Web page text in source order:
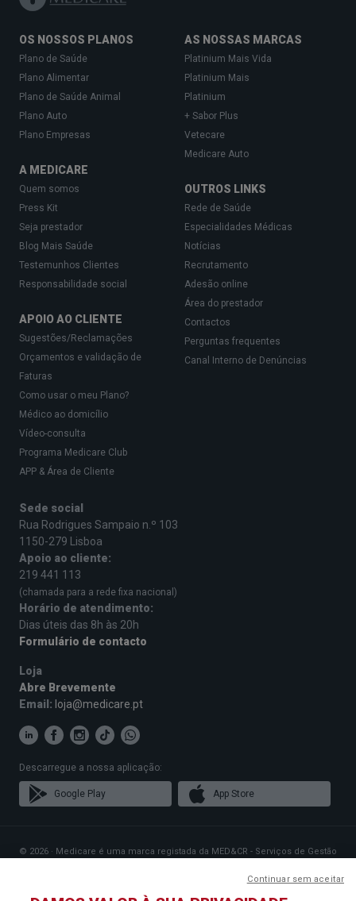
OS NOSSOS PLANOS
Plano de Saúde
Plano Alimentar
Plano de Saúde Animal
Plano Auto
Plano Empresas
A MEDICARE
Quem somos
Press Kit
Seja prestador
Blog Mais Saúde
Testemunhos Clientes
Responsabilidade social
APOIO AO CLIENTE
Sugestões/Reclamações
Orçamentos e validação de
Faturas
Como usar o meu Plano?
Médico ao domicílio
Vídeo-consulta
Programa Medicare Club
APP & Área de Cliente
AS NOSSAS MARCAS
Platinium Mais Vida
Platinium Mais
Platinium
+ Sabor Plus
Vetecare
Medicare Auto
OUTROS LINKS
Rede de Saúde
Especialidades Médicas
Notícias
Recrutamento
Adesão online
Área do prestador
Contactos
Perguntas frequentes
Canal Interno de Denúncias
Sede social
Rua Rodrigues Sampaio n.º 103
1150-279 Lisboa
Apoio ao cliente:
219 441 113
(chamada para a rede fixa nacional)
Horário de atendimento:
Dias úteis das 8h às 20h
Formulário de contacto
Loja
Abre Brevemente
Email: loja@medicare.pt
Descarregue a nossa aplicação:
Google Play App Store
© 2026 · Medicare é uma marca registada da MED&CR - Serviços de Gestão
sede social em Rua Rodrigues Sampaio n.º 103, 1150-279 Lisboa, que gere
Continuar sem aceitar